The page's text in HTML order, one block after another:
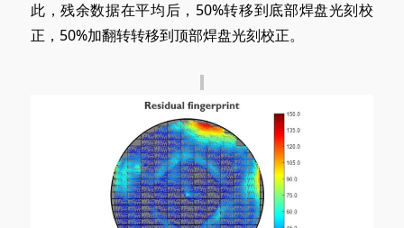
此，残余数据在平均后，50%转移到底部焊盘光刻校
正，50%加翻转转移到顶部焊盘光刻校正。